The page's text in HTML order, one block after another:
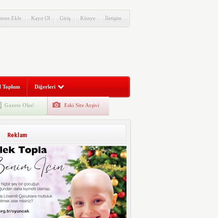
Ekle Kayıt Ol Giriş Künye İletişim
Toplum Diğerleri
Gazete Oku! Eski Site Arşivi
Reklam